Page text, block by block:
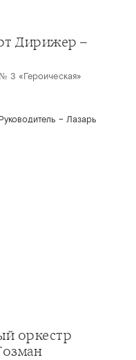
Дирижер –
3 «Героическая»
оркестр